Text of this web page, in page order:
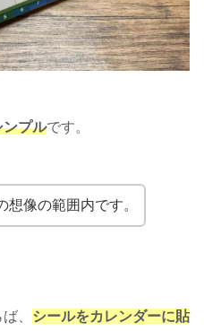
ンプルです。
想像の範囲内です。
、
シールをカレンダーに貼